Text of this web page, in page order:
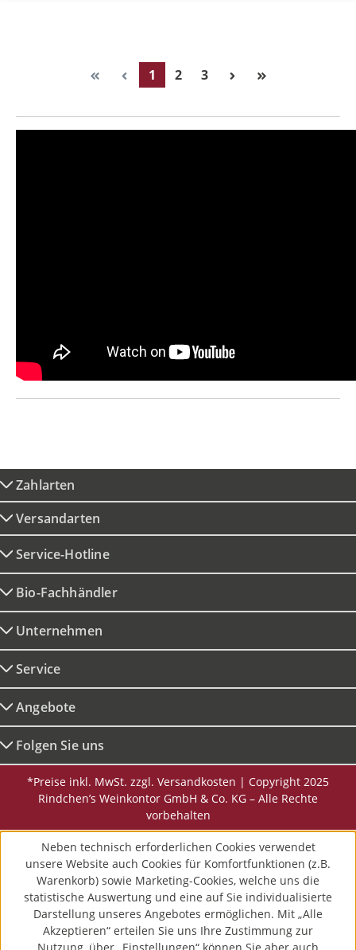
Seite
1 Seite
2 Seite
3
Zahlarten
Versandarten
Service-Hotline
Bio-Fachhändler
Unternehmen
Service
Angebote
Folgen Sie uns
*Preise inkl. MwSt. zzgl. Versandkosten | Copyright 2025
Rindchen’s Weinkontor GmbH & Co. KG – Alle Rechte
vorbehalten
Neben technisch erforderlichen Cookies verwendet
unsere Website auch Cookies für Komfortfunktionen (z.B.
Warenkorb) sowie Marketing-Cookies, welche uns die
statistische Auswertung und eine auf Sie individualisierte
Darstellung unseres Angebotes ermöglichen. Mit „Alle
Akzeptieren“ erteilen Sie uns Ihre Zustimmung zur
Nutzung, über „Einstellungen“ können Sie aber auch